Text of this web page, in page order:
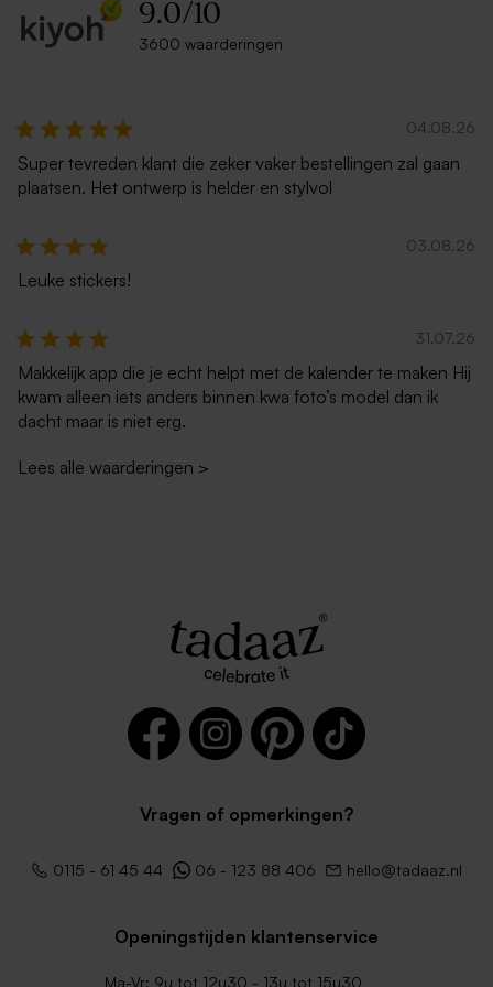
papier met ronde hoeken
eigen ontwerp
Langwerpige dubbele
staande kaart eigen ontwerp
in mat papier
Dubbele staande kaart mat
papier eigen ontwerp
ontwerp mat papier
Dubbele vierkante kaart van
mat papier
vierkante kaart van mat
Extra
groot
op mat papier
9.0/10
3600 waarderingen
04.08.26
Super tevreden klant die zeker vaker bestellingen zal gaan
plaatsen. Het ontwerp is helder en stylvol
03.08.26
Leuke stickers!
31.07.26
Makkelijk app die je echt helpt met de kalender te maken Hij
kwam alleen iets anders binnen kwa foto’s model dan ik
dacht maar is niet erg.
Lees alle waarderingen >
Vragen of opmerkingen?
0115 - 61 45 44 06 - 123 88 406 hello@tadaaz.nl
Openingstijden klantenservice
Ma-Vr: 9u tot 12u30 - 13u tot 15u30